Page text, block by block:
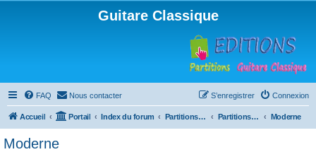
Guitare Classique
FAQ Nous contacter Connexion
S’enregistrer
Accueil Portail Index du forum Partitions pour guitare en libre téléchargement Partitions classées par compositeur Moderne
Moderne